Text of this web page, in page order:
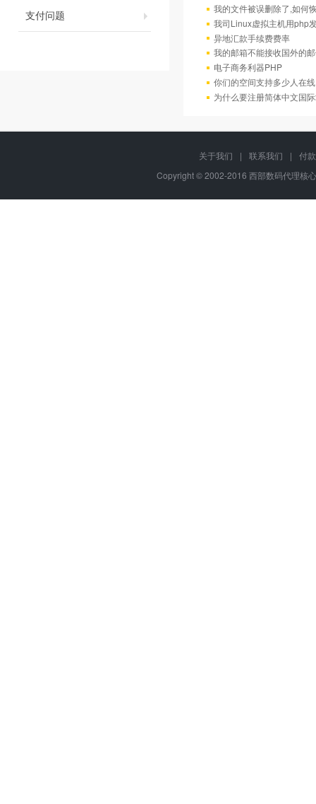
支付问题
我的文件被误删除了,如何
我司Linux虚拟主机用php
异地汇款手续费费率
我的邮箱不能接收国外的
电子商务利器PHP
你们的空间支持多少人在
为什么要注册简体中文国
关于我们 | 联系我们 |
付
Copyright © 2002-2016 西部数码代理核